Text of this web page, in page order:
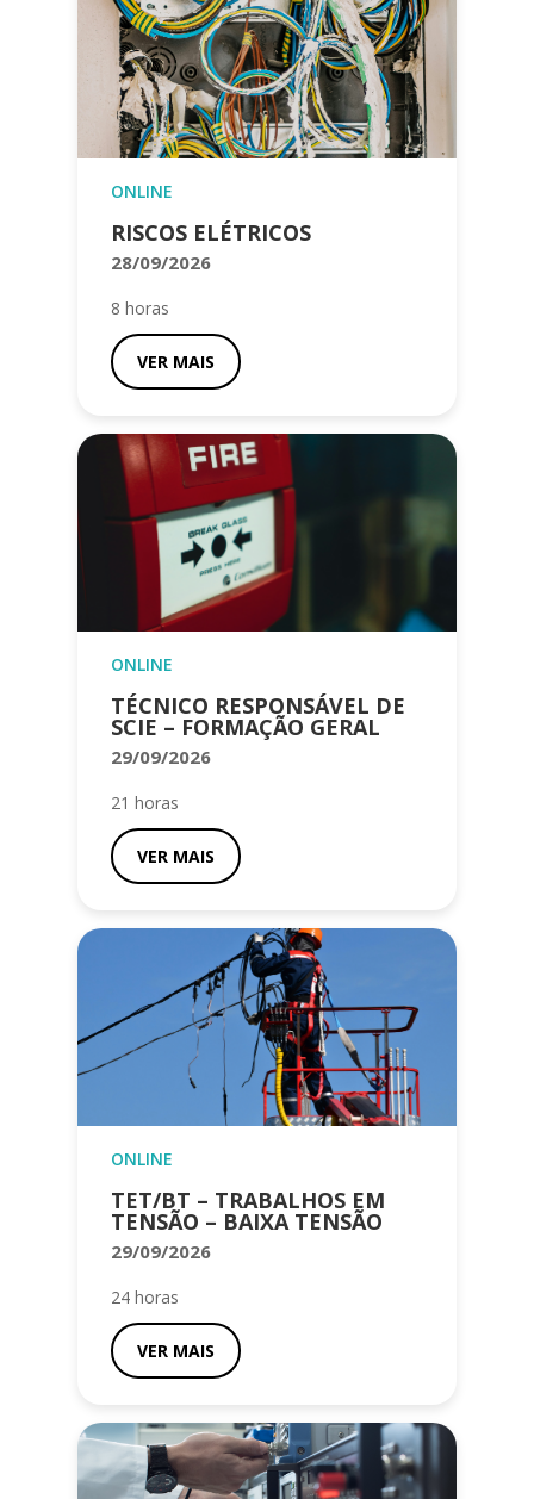
ONLINE
RISCOS ELÉTRICOS
28/09/2026
8 horas
VER MAIS
ONLINE
TÉCNICO RESPONSÁVEL DE
SCIE – FORMAÇÃO GERAL
29/09/2026
21 horas
VER MAIS
ONLINE
TET/BT – TRABALHOS EM
TENSÃO – BAIXA TENSÃO
29/09/2026
24 horas
VER MAIS